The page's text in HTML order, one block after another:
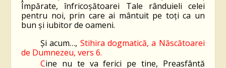
Împărate, înfricoșătoarei Tale rânduieli celei
pentru noi, prin care ai mântuit pe toți ca un
bun și iubitor de oameni.
Şi acum…, Stihira dogmatică, a Născătoarei
de Dumnezeu, vers6.
Cine nu te va ferici pe tine, Preasfântă